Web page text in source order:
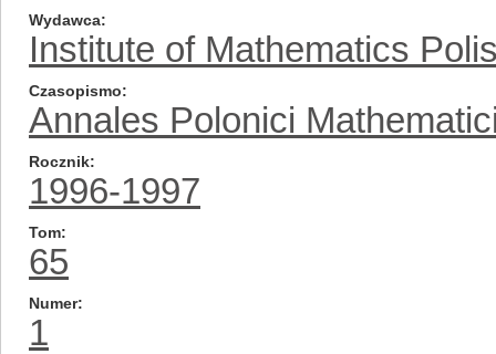
Wydawca
Institute of Mathematics
Czasopismo
Annales Polonici
Rocznik
1996-1997
Tom
65
Numer
1